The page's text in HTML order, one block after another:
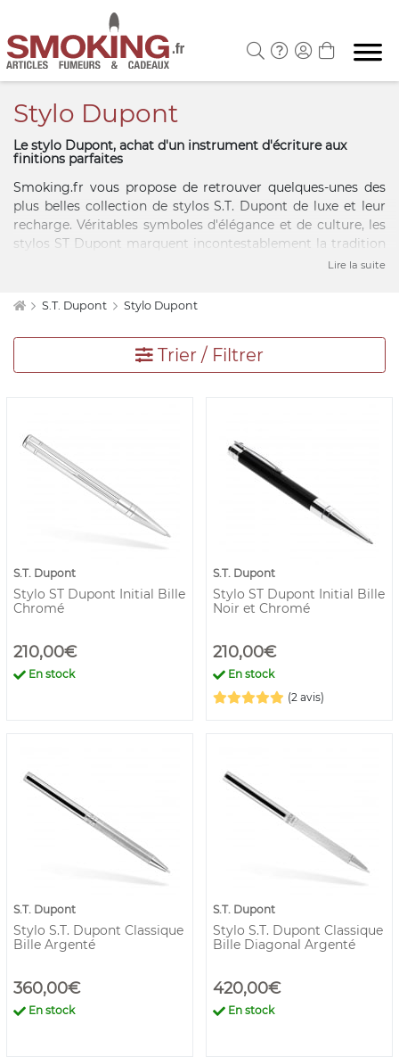
Stylo Dupont
Le stylo Dupont, achat d'un instrument d'écriture aux
finitions parfaites
Smoking.fr vous propose de retrouver quelques-unes des
plus belles collection de stylos S.T. Dupont de luxe et leur
recharge. Véritables symboles d'élégance et de culture, les
stylos ST Dupont marquent incontestablement la tradition
chic à la française orchestrée depuis des décennies par la
ainsi bien plus qu'un simple instrument d'écriture alliant la
lignes. Retrouvez à présent sur notre boutique, le fameux
stylo Jet 8 Pen ou encore le sublime stylo Defi décliné en
stylo bille, stylo plume ou multifonction.
Lire la suite
S.T. Dupont Stylo Dupont
Trier / Filtrer
S.T. Dupont
Stylo ST Dupont Initial Bille
Chromé
210,00€
En stock
S.T. Dupont
Stylo ST Dupont Initial Bille
Noir et Chromé
210,00€
En stock
(2 avis)
S.T. Dupont
Stylo S.T. Dupont Classique
Bille Argenté
360,00€
En stock
S.T. Dupont
Stylo S.T. Dupont Classique
Bille Diagonal Argenté
420,00€
En stock